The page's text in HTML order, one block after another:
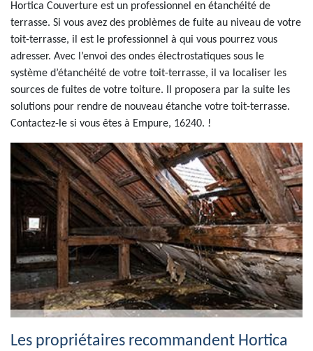
Hortica Couverture est un professionnel en étanchéité de
terrasse. Si vous avez des problèmes de fuite au niveau de votre
toit-terrasse, il est le professionnel à qui vous pourrez vous
adresser. Avec l’envoi des ondes électrostatiques sous le
système d’étanchéité de votre toit-terrasse, il va localiser les
sources de fuites de votre toiture. Il proposera par la suite les
solutions pour rendre de nouveau étanche votre toit-terrasse.
Contactez-le si vous êtes à Empure, 16240. !
Les propriétaires recommandent Hortica